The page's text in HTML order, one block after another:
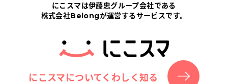
にこスマについて
サポートセンター
お客さまの声
にこスマは伊藤忠グループ会社である
株式会社Belongが運営するサービスです。
にこスマについてくわしく知る